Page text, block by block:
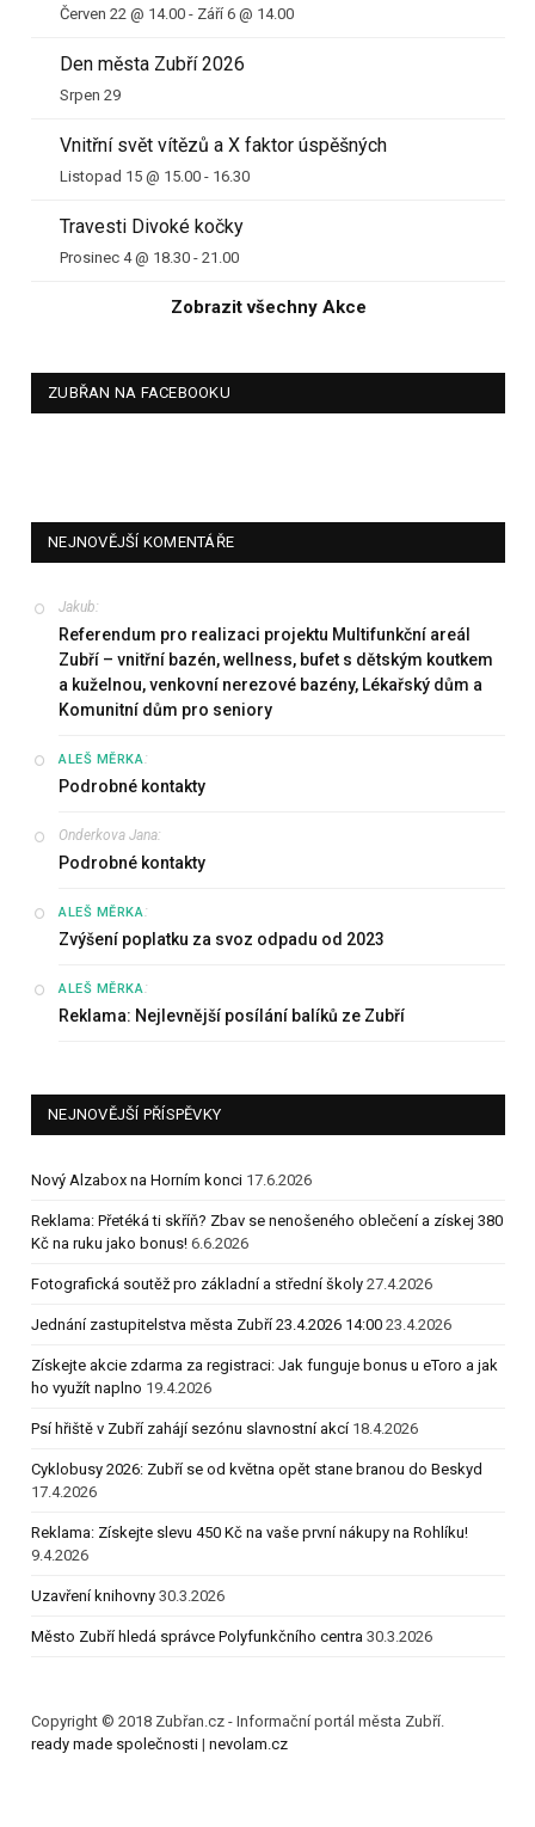
Červen 22 @ 14.00 - Září 6 @ 14.00
Den města Zubří 2026
Srpen 29
Vnitřní svět vítězů a X faktor úspěšných
Listopad 15 @ 15.00 - 16.30
Travesti Divoké kočky
Prosinec 4 @ 18.30 - 21.00
Zobrazit všechny Akce
ZUBŘAN NA FACEBOOKU
NEJNOVĚJŠÍ KOMENTÁŘE
Jakub:
Referendum pro realizaci projektu Multifunkční areál
Zubří – vnitřní bazén, wellness, bufet s dětským koutkem
a kuželnou, venkovní nerezové bazény, Lékařský dům a
Komunitní dům pro seniory
ALEŠ MĚRKA:
Podrobné kontakty
Onderkova Jana:
Podrobné kontakty
ALEŠ MĚRKA:
Zvýšení poplatku za svoz odpadu od 2023
ALEŠ MĚRKA:
Reklama: Nejlevnější posílání balíků ze Zubří
NEJNOVĚJŠÍ PŘÍSPĚVKY
Nový Alzabox na Horním konci 17.6.2026
Reklama: Přetéká ti skříň? Zbav se nenošeného oblečení a získej 380
Kč na ruku jako bonus! 6.6.2026
Fotografická soutěž pro základní a střední školy 27.4.2026
Jednání zastupitelstva města Zubří 23.4.2026 14:00 23.4.2026
Získejte akcie zdarma za registraci: Jak funguje bonus u eToro a jak
ho využít naplno 19.4.2026
Psí hřiště v Zubří zahájí sezónu slavnostní akcí 18.4.2026
Cyklobusy 2026: Zubří se od května opět stane branou do Beskyd
17.4.2026
Reklama: Získejte slevu 450 Kč na vaše první nákupy na Rohlíku!
9.4.2026
Uzavření knihovny 30.3.2026
Město Zubří hledá správce Polyfunkčního centra 30.3.2026
Copyright © 2018 Zubřan.cz - Informační portál města Zubří.
ready made společnosti | nevolam.cz